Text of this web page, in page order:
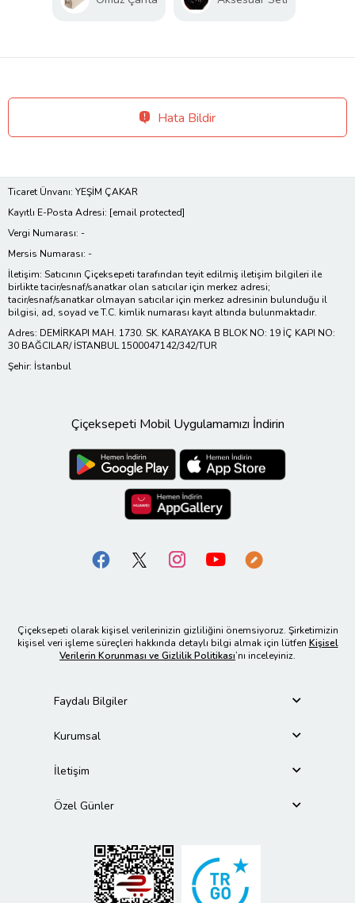
Hata Bildir
Ticaret Ünvanı: YEŞİM ÇAKAR
Kayıtlı E-Posta Adresi: [email protected]
Vergi Numarası: -
Mersis Numarası: -
İletişim: Satıcının Çiçeksepeti tarafından teyit edilmiş iletişim bilgileri ile
birlikte tacir/esnaf/sanatkar olan satıcılar için merkez adresi;
tacir/esnaf/sanatkar olmayan satıcılar için merkez adresinin bulunduğu il
bilgisi, ad, soyad ve T.C. kimlik numarası kayıt altında bulunmaktadır.
Adres: DEMİRKAPI MAH. 1730. SK. KARAYAKA B BLOK NO: 19 İÇ KAPI NO:
30 BAĞCILAR/ İSTANBUL 1500047142/342/TUR
Şehir: İstanbul
Çiçeksepeti Mobil Uygulamamızı İndirin
Çiçeksepeti olarak kişisel verilerinizin gizliliğini önemsiyoruz. Şirketimizin
kişisel veri işleme süreçleri hakkında detaylı bilgi almak için lütfen Kişisel
Verilerin Korunması ve Gizlilik Politikası’nı inceleyiniz.
Faydalı Bilgiler
Kurumsal
İletişim
Özel Günler